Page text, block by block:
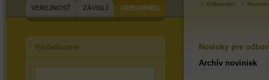
VEREJNOSŤ ZÁVISLÍ ODBORNÍCI
Odborníci
Novinky pre
Archív noviniek